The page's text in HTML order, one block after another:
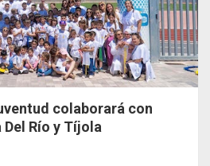
colaborará con
Río y Tíjola